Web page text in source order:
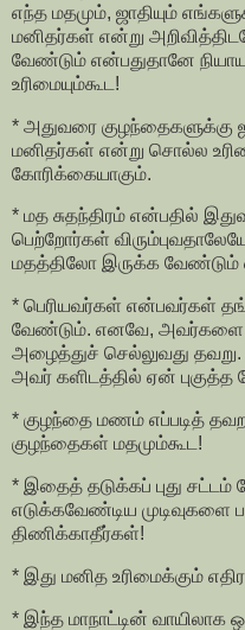
எந்த மதமும், ஜாதியும்
மனிதர்கள் என்று
வேண்டும் என்பதுதானே
உரிமையும்கூட!
* அதுவரை குழந்தைகளுக்கு
மனிதர்கள் என்று சொல்ல
கோரிக்கையாகும்.
* மத சுதந்திரம் என்பதில்
பெற்றோர்கள்
மதத்திலோ இருக்க வேண்டும்
* பெரியவர்கள் என்பவர்கள்
வேண்டும். எனவே, அவர்களை
அழைத்துச் செல்லுவது
அவர் களிடத்தில் ஏன் புகுத்த
* குழந்தை மணம் எப்படித்
குழந்தைகள் மதமும்கூட!
* இதைத் தடுக்கப் புது
எடுக்கவேண்டிய முடிவுகளை
திணிக்காதீர்கள்!
* இது மனித உரிமைக்கும்
* இந்த மாநாட்டின் வாயிலாக